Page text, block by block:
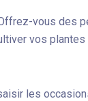
vous des
vos
les